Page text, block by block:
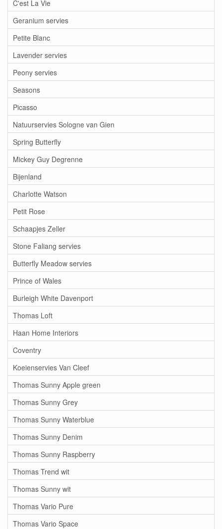
C'est La Vie
Geranium servies
Petite Blanc
Lavender servies
Peony servies
Seasons
Picasso
Natuurservies Sologne van Gien
Spring Butterfly
Mickey Guy Degrenne
Bijenland
Charlotte Watson
Petit Rose
Schaapjes Zeller
Stone Faliang servies
Butterfly Meadow servies
Prince of Wales
Burleigh White Davenport
Thomas Loft
Haan Home Interiors
Coventry
Koeienservies Van Cleef
Thomas Sunny Apple green
Thomas Sunny Grey
Thomas Sunny Waterblue
Thomas Sunny Denim
Thomas Sunny Raspberry
Thomas Trend wit
Thomas Sunny wit
Thomas Vario Pure
Thomas Vario Space